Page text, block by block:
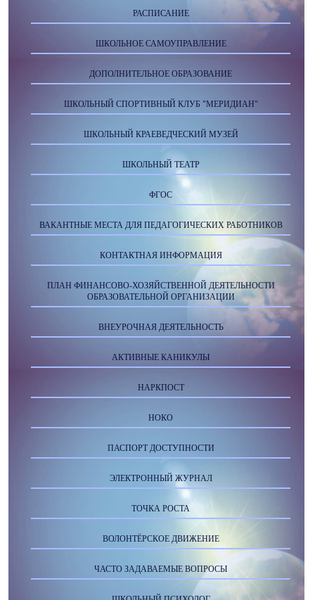
РАСПИСАНИЕ
ШКОЛЬНОЕ САМОУПРАВЛЕНИЕ
ДОПОЛНИТЕЛЬНОЕ ОБРАЗОВАНИЕ
ШКОЛЬНЫЙ СПОРТИВНЫЙ КЛУБ "МЕРИДИАН"
ШКОЛЬНЫЙ КРАЕВЕДЧЕСКИЙ МУЗЕЙ
ШКОЛЬНЫЙ ТЕАТР
ФГОС
ВАКАНТНЫЕ МЕСТА ДЛЯ ПЕДАГОГИЧЕСКИХ РАБОТНИКОВ
КОНТАКТНАЯ ИНФОРМАЦИЯ
ПЛАН ФИНАНСОВО-ХОЗЯЙСТВЕННОЙ ДЕЯТЕЛЬНОСТИ
ОБРАЗОВАТЕЛЬНОЙ ОРГАНИЗАЦИИ
ВНЕУРОЧНАЯ ДЕЯТЕЛЬНОСТЬ
АКТИВНЫЕ КАНИКУЛЫ
НАРКПОСТ
НОКО
ПАСПОРТ ДОСТУПНОСТИ
ЭЛЕКТРОННЫЙ ЖУРНАЛ
ТОЧКА РОСТА
ВОЛОНТЁРСКОЕ ДВИЖЕНИЕ
ЧАСТО ЗАДАВАЕМЫЕ ВОПРОСЫ